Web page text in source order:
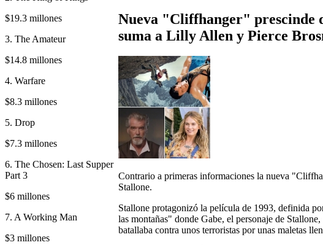
$19.3 millones
3. The Amateur
$14.8 millones
4. Warfare
$8.3 millones
5. Drop
$7.3 millones
6. The Chosen: Last Supper
Part 3
$6 millones
7. A Working Man
$3 millones
Nueva "Cliffhanger" prescinde
suma a Lilly Allen y Pierce
Contrario a primeras informaciones la nueva
Stallone.
Stallone protagonizó la película de 1993, definida
las montañas" donde Gabe, el personaje de
batallaba contra unos terroristas por unas maletas